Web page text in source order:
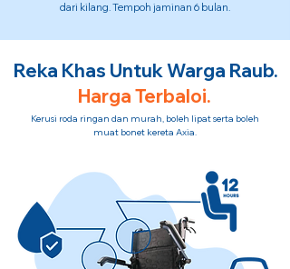
dari kilang. Tempoh jaminan 6 bulan.
Reka Khas Untuk Warga Raub.
Harga Terbaloi.
Kerusi roda ringan dan murah, boleh lipat serta boleh
muat bonet kereta Axia.